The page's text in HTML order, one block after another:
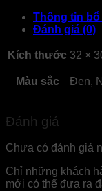
Thông tin bổ
Đánh giá (0)
Kích thước 32 ×
Màu sắc Đen,
Đánh giá
Chưa có đánh giá
Chỉ những khách
mới có thể đưa ra